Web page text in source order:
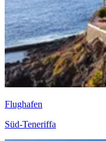
Flughafen
Süd-Teneriffa